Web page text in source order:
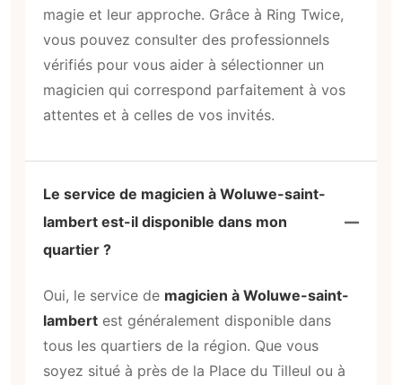
magie et leur approche. Grâce à Ring Twice,
vous pouvez consulter des professionnels
vérifiés pour vous aider à sélectionner un
magicien qui correspond parfaitement à vos
attentes et à celles de vos invités.
Le service de magicien à Woluwe-saint-
lambert est-il disponible dans mon
quartier ?
Oui, le service de magicien à Woluwe-saint-
lambert est généralement disponible dans
tous les quartiers de la région. Que vous
soyez situé à près de la Place du Tilleul ou à